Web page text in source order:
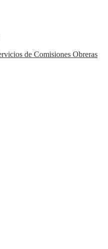
de Comisiones Obreras